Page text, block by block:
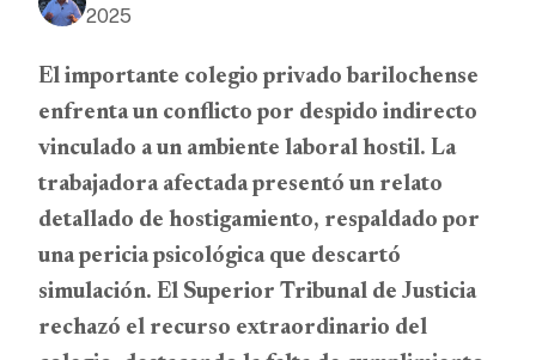
2025
El importante colegio privado barilochense
enfrenta un conflicto por despido indirecto
vinculado a un ambiente laboral hostil. La
trabajadora afectada presentó un relato
detallado de hostigamiento, respaldado por
una pericia psicológica que descartó
simulación. El Superior Tribunal de Justicia
rechazó el recurso extraordinario del